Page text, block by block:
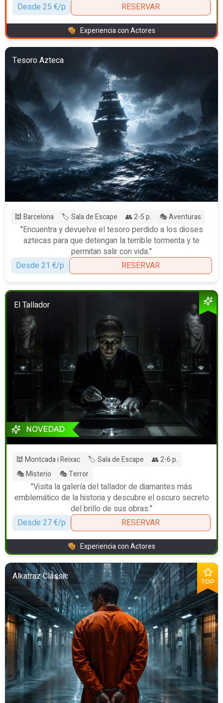
Desde 25 €/p
RESERVAR
Experiencia con Actores
Tesoro Azteca
🕍 Barcelona 🏷️ Sala de Escape 👥 2-5 p. 🎭 Aventuras
"Encuentra y devuelve el tesoro perdido a los dioses
aztecas para que detengan la terrible tormenta y te
permitan salir con vida."
Desde 21 €/p
RESERVAR
El Tallador
NOVEDAD
🕍 Montcada i Reixac 🏷️ Sala de Escape
👥 2-6 p.
🎭 Misterio
🎭 Terror
"Visita la galería del tallador de diamantes más
emblemático de la historia y descubre el oscuro secreto
del brillo de sus obras."
Desde 27 €/p
RESERVAR
Experiencia con Actores
TOP
Alkatraz Classic